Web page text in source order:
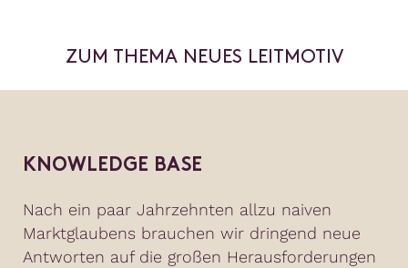
ZUM THEMA NEUES LEITMOTIV
KNOWLEDGE BASE
Nach ein paar Jahrzehnten allzu naiven
Marktglaubens brauchen wir dringend neue
Antworten auf die großen Herausforderungen